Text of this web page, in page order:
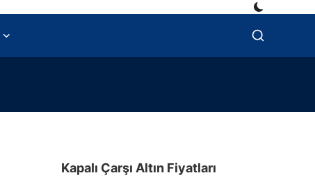
Kapalı Çarşı Altın Fiyatları